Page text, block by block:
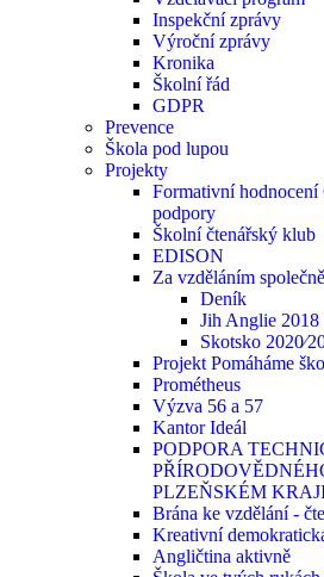
Inspekční zprávy
Výroční zprávy
Kronika
Školní řád
GDPR
Prevence
Škola pod lupou
Projekty
Formativní
podpory
Školní čtenářský klub
EDISON
Za vzděláním společně
Deník
Jih Anglie 2018
Skotsko
Projekt Pomáháme
Prométheus
Výzva 56 a 57
Kantor Ideál
PODPORA
PLZEŇSKÉM
Brána ke vzdělání -
Kreativní
Angličtina aktivně